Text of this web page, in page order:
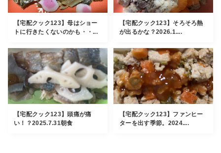
【宅配クック123】母はショー
トに行きたくないのかも・・...
【宅配クック123】そろそろ熱
が出るかな？2026.1....
【宅配クック123】頭痛が痛
い！？2025.7.31朝食
【宅配クック123】ファンヒー
ターを出す季節。2024....